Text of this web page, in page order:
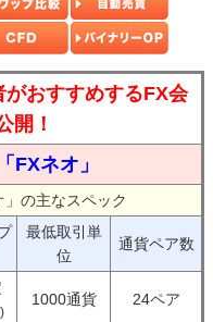
がおすすめするFX会
開！
FXネオ」
の主なスペック
最低取引単
位
通貨ペア数
1000通貨 24ペア